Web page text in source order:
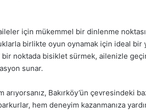
için mükemmel bir dinlenme
birlikte oyun oynamak için ideal bir
bir noktada bisiklet sürmek, ailenizle
sunar.
Bakırköy’ün çevresindeki
hem deneyim kazanmanıza